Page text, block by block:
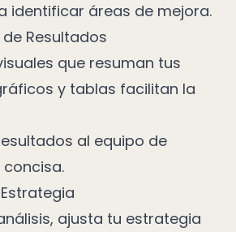
identificar áreas de mejora.
Resultados
que resuman tus
y tablas facilitan la
al equipo de
ajusta tu estrategia